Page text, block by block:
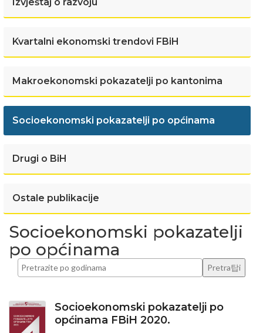
Izvještaj o razvoju
Kvartalni ekonomski trendovi FBiH
Makroekonomski pokazatelji po kantonima
Socioekonomski pokazatelji po općinama
Drugi o BiH
Ostale publikacije
Socioekonomski pokazatelji
po općinama
Socioekonomski pokazatelji po
općinama FBiH 2020.